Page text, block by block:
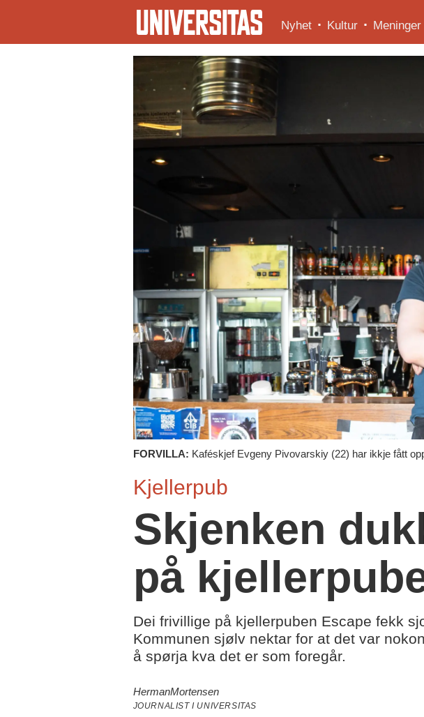
Nyhet Kultur Meninger
FORVILLA: Kaféskjef Evgeny Pivovarskiy (22) har ikkje fått
Kjellerpub
Skjenken
på
Dei frivillige på kjellerpuben Escape fekk
Kommunen sjølv nektar for at det var
å spørja kva det er som foregår.
HermanMortensen
JOURNALIST I UNIVERSITAS